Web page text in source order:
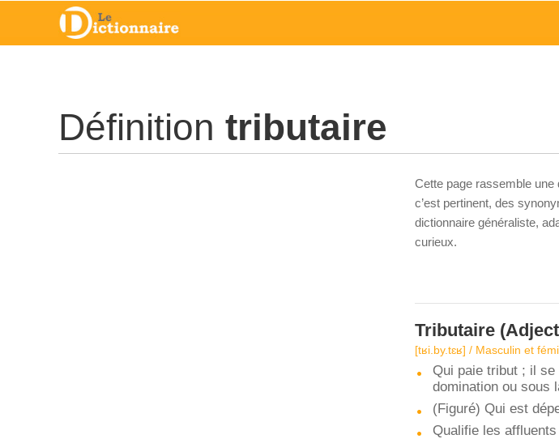
Définition tributaire
Cette page rassemble une
c’est pertinent, des
dictionnaire généraliste,
curieux.
Tributaire
[tʁi.by.tɛʁ] / Masculin et
Qui paie tribut ; il se
domination ou sous
(Figuré) Qui est
Qualifie les affluents